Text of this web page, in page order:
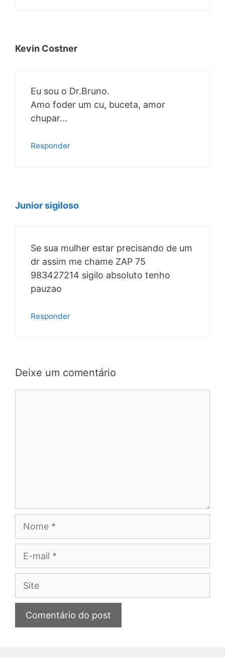
Kevin Costner
Eu sou o Dr.Bruno.
Amo foder um cu, buceta, amor
chupar…
Responder
Junior sigiloso
Se sua mulher estar precisando de um
dr assim me chame ZAP 75
983427214 sigilo absoluto tenho
pauzao
Responder
Deixe um comentário
Site